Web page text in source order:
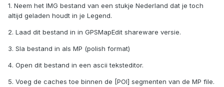
1. Neem het IMG bestand van een stukje Nederland dat je toch
altijd geladen houdt in je Legend.
2. Laad dit bestand in in GPSMapEdit shareware versie.
3. Sla bestand in als MP (polish format)
4. Open dit bestand in een ascii teksteditor.
5. Voeg de caches toe binnen de [POI] segmenten van de MP file.